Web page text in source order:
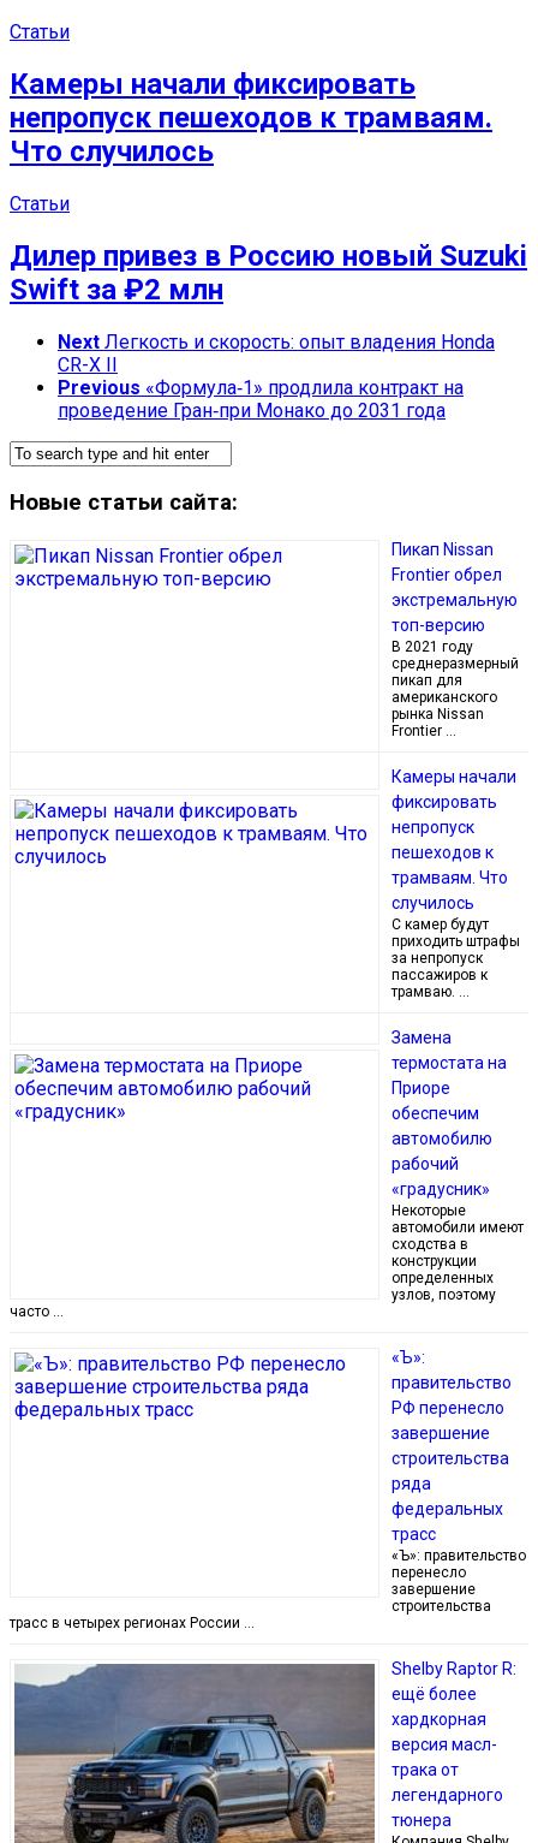
Статьи
Камеры начали фиксировать
непропуск пешеходов к трамваям.
Что случилось
Статьи
Дилер привез в Россию новый Suzuki
Swift за ₽2 млн
Next Легкость и скорость: опыт владения Honda
CR-X II
Previous «Формула‑1» продлила контракт на
проведение Гран‑при Монако до 2031 года
Новые статьи сайта:
Пикап Nissan
Frontier обрел
экстремальную
топ-версию
В 2021 году
среднеразмерный
пикап для
американского
рынка Nissan
Frontier …
Камеры начали
фиксировать
непропуск
пешеходов к
трамваям. Что
случилось
С камер будут
приходить штрафы
за непропуск
пассажиров к
трамваю. …
Замена
термостата на
Приоре
обеспечим
автомобилю
рабочий
«градусник»
Некоторые
автомобили имеют
сходства в
конструкции
определенных
узлов, поэтому
часто …
«Ъ»:
правительство
РФ перенесло
завершение
строительства
ряда
федеральных
трасс
«Ъ»: правительство
перенесло
завершение
строительства
трасс в четырех регионах России …
Shelby Raptor R:
ещё более
хардкорная
версия масл-
трака от
легендарного
тюнера